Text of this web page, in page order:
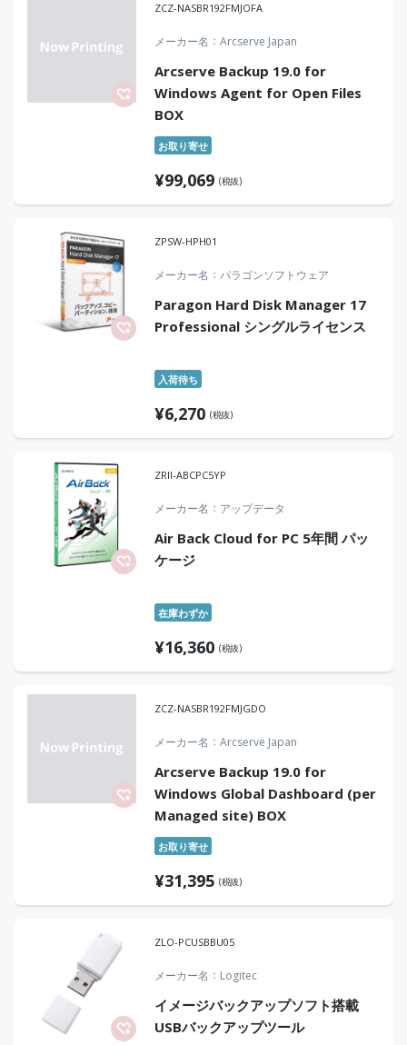
ZCZ-NASBR192FMJOFA
メーカー名 Arcserve Japan
Arcserve Backup 19.0 for
Windows Agent for Open Files
BOX
お取り寄せ
¥99,069 (税抜)
ZPSW-HPH01
メーカー名 パラゴンソフトウェア
Paragon Hard Disk Manager 17
Professional シングルライセンス
入荷待ち
¥6,270 (税抜)
ZRII-ABCPC5YP
メーカー名 アップデータ
Air Back Cloud for PC 5年間 パッ
ケージ
在庫わずか
¥16,360 (税抜)
ZCZ-NASBR192FMJGDO
メーカー名 Arcserve Japan
Arcserve Backup 19.0 for
Windows Global Dashboard (per
Managed site) BOX
お取り寄せ
¥31,395 (税抜)
ZLO-PCUSBBU05
メーカー名 Logitec
イメージバックアップソフト搭載
USBバックアップツール